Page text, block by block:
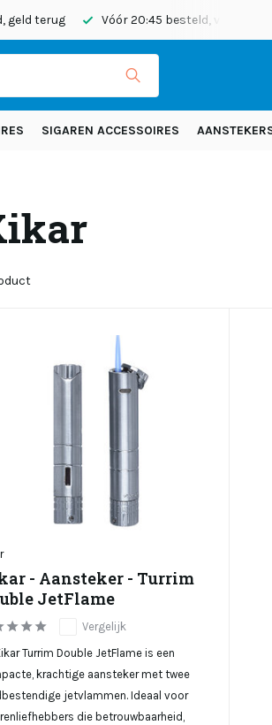
geld terug Vóór 20:45 besteld, vandaag
SIGAREN ACCESSOIRES
- Aansteker - Turrim
JetFlame
Vergelijk
Turrim Double JetFlame is een
krachtige aansteker met twee
jetvlammen. Ideaal voor
die betrouwbaarheid,